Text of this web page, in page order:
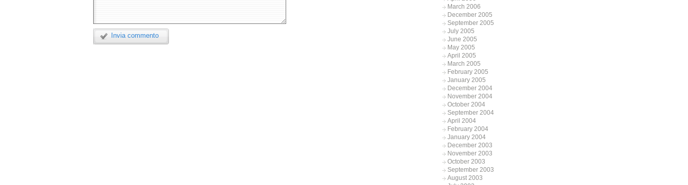
Invia commento
March 2006
December 2005
September 2005
July 2005
June 2005
May 2005
April 2005
March 2005
February 2005
January 2005
December 2004
November 2004
October 2004
September 2004
April 2004
February 2004
January 2004
December 2003
November 2003
October 2003
September 2003
August 2003